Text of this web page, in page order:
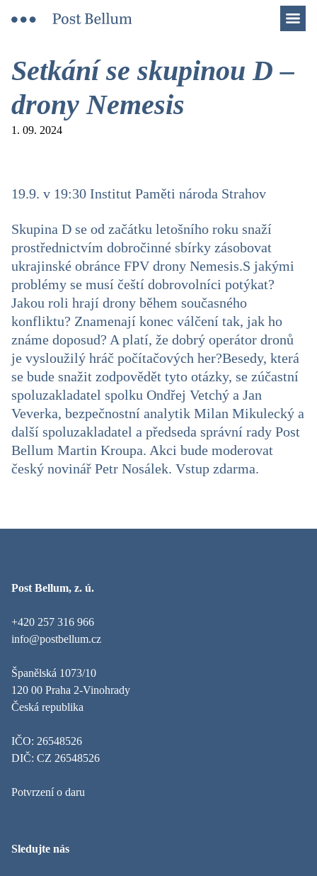
Setkání se skupinou D –
drony Nemesis
1. 09. 2024
19.9. v 19:30 Institut Paměti národa Strahov
Skupina D se od začátku letošního roku snaží
prostřednictvím dobročinné sbírky zásobovat
ukrajinské obránce FPV drony Nemesis.S jakými
problémy se musí čeští dobrovolníci potýkat?
Jakou roli hrají drony během současného
konfliktu? Znamenají konec válčení tak, jak ho
známe doposud? A platí, že dobrý operátor dronů
je vysloužilý hráč počítačových her?Besedy, která
se bude snažit zodpovědět tyto otázky, se zúčastní
spoluzakladatel spolku Ondřej Vetchý a Jan
Veverka, bezpečnostní analytik Milan Mikulecký a
další spoluzakladatel a předseda správní rady Post
Bellum Martin Kroupa. Akci bude moderovat
český novinář Petr Nosálek. Vstup zdarma.
Post Bellum, z. ú.
+420 257 316 966
info@postbellum.cz
Španělská 1073/10
120 00 Praha 2-Vinohrady
Česká republika
IČO: 26548526
DIČ: CZ 26548526
Potvrzení o daru
Sledujte nás